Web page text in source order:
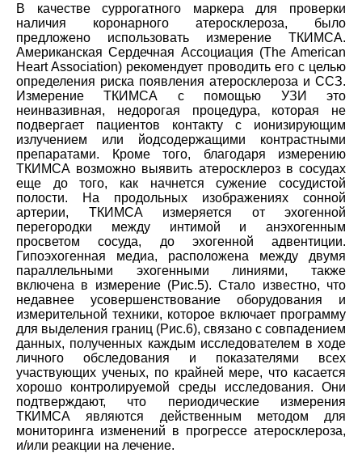
В качестве суррогатного маркера для проверки
наличия коронарного атеросклероза, было
предложено использовать измерение ТКИМСА.
Американская Сердечная Ассоциация (The American
Heart Association) рекомендует проводить его с целью
определения риска появления атеросклероза и ССЗ.
Измерение ТКИМСА с помощью УЗИ это
неинвазивная, недорогая процедура, которая не
подвергает пациентов контакту с ионизирующим
излучением или йодсодержащими контрастными
препаратами. Кроме того, благодаря измерению
ТКИМСА возможно выявить атеросклероз в сосудах
еще до того, как начнется сужение сосудистой
полости. На продольных изображениях сонной
артерии, ТКИМСА измеряется от эхогенной
перегородки между интимой и анэхогенным
просветом сосуда, до эхогенной адвентиции.
Гипоэхогенная медиа, расположена между двумя
параллельными эхогенными линиями, также
включена в измерение (Рис.5). Стало известно, что
недавнее усовершенствование оборудования и
измерительной техники, которое включает программу
для выделения границ (Рис.6), связано с совпадением
данных, полученных каждым исследователем в ходе
личного обследования и показателями всех
участвующих ученых, по крайней мере, что касается
хорошо контролируемой среды исследования. Они
подтверждают, что периодические измерения
ТКИМСА являются действенным методом для
мониторинга изменений в прогрессе атеросклероза,
и/или реакции на лечение.